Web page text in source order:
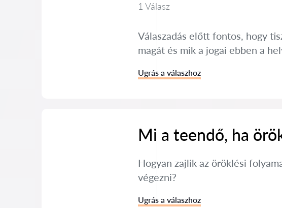
1 Válasz
Válaszadás előtt fontos, hogy
magát és mik a jogai ebben a
Ugrás a válaszhoz
Mi a teendő, ha
Hogyan zajlik az öröklési
végezni?
Ugrás a válaszhoz